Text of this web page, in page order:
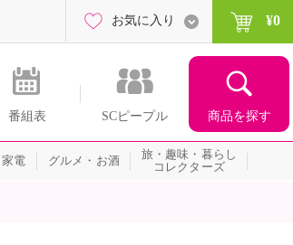
番組表 SCピープル 商品を探す
お気に入り ¥0
家電 グルメ・お酒
旅・趣味・暮らし
コレクターズ